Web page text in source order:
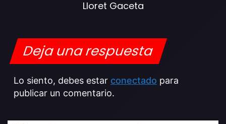
Lloret Gaceta
Deja una respuesta
Lo siento, debes estar conectado para
publicar un comentario.